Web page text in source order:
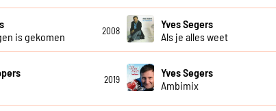
is gekomen
2008
Yves Segers
Als je alles weet
2019
Yves Segers
Ambimix